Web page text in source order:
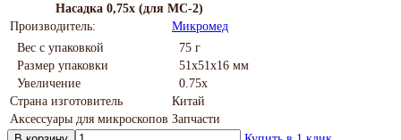
Насадка 0,75х (для MC-2)
Производитель:
Микромед
Вес с упаковкой
75 г
Размер упаковки
51х51х16 мм
Увеличение
0.75х
Страна изготовитель
Китай
Аксессуары для микроскопов Запчасти